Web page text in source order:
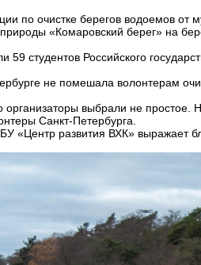
по очистке берегов водоемов от
«Комаровский берег» на
59 студентов Российского
не помешала волонтерам
организаторы выбрали не
Санкт-Петербурга.
«Центр развития ВХК» выражает